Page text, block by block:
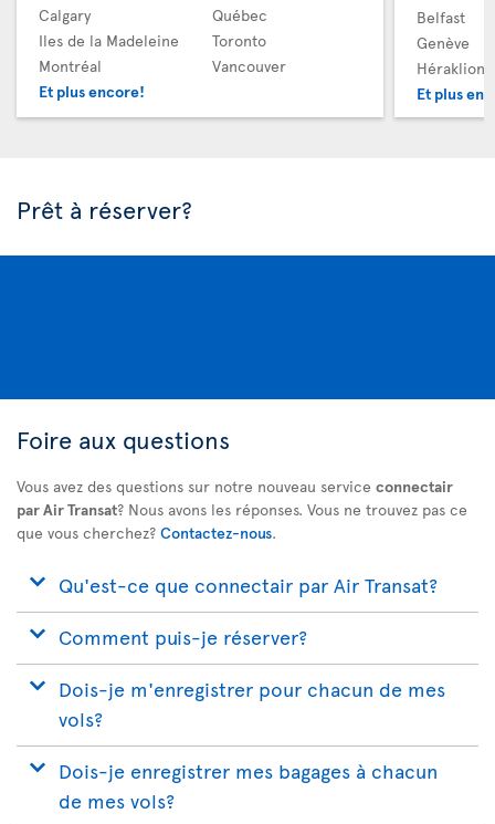
Calgary
Iles de la Madeleine
Montréal
Et plus encore!
Québec
Toronto
Vancouver
Belfast
Genève
Héraklion
Et plus
Prêt à réserver?
Foire aux questions
Vous avez des questions sur notre nouveau service connectair
par Air Transat? Nous avons les réponses. Vous ne trouvez pas ce
que vous cherchez? Contactez-nous.
Qu'est-ce que connectair par Air Transat?
Comment puis-je réserver?
Dois-je m'enregistrer pour chacun de mes
vols?
Dois-je enregistrer mes bagages à chacun
de mes vols?